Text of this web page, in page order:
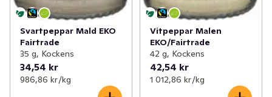
Svartpeppar Mald EKO
Fairtrade
35 g, Kockens
34,54 kr
986,86 kr /kg
Vitpeppar Malen
EKO/Fairtrade
42 g, Kockens
42,54 kr
1 012,86 kr /kg